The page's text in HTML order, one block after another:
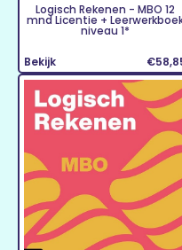
Logisch Rekenen - MBO 12
mnd Licentie +
niveau 1*
Bekijk